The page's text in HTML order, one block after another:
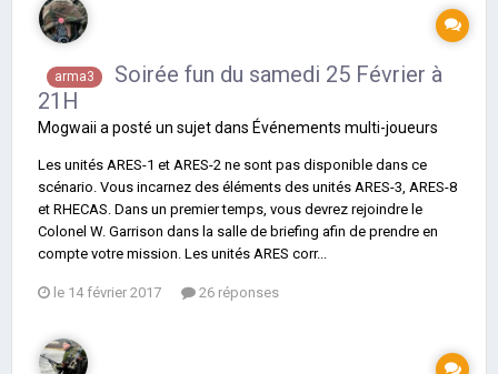
arma3
Soirée fun du samedi 25 Février à
21H
Mogwaii a posté un sujet dans Événements multi-joueurs
Les unités ARES-1 et ARES-2 ne sont pas disponible dans ce
scénario. Vous incarnez des éléments des unités ARES-3, ARES-8
et RHECAS. Dans un premier temps, vous devrez rejoindre le
Colonel W. Garrison dans la salle de briefing afin de prendre en
compte votre mission. Les unités ARES corr...
le 14 février 2017 26 réponses